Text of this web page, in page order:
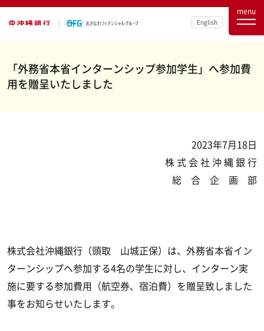
English
menu
「外務省本省インターンシップ参加学生」へ参加費
用を贈呈いたしました
2023年7月18日
株 式 会 社 沖 縄 銀 行
総 合 企 画 部
株式会社沖縄銀行（頭取 山城正保）は、外務省本省イン
ターンシップへ参加する4名の学生に対し、インターン実
施に要する参加費用（航空券、宿泊費）を贈呈致しました
事をお知らせいたします。